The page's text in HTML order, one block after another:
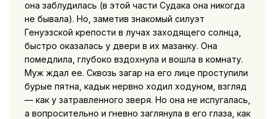
она заблудилась (в этой части Судака она никогда
не бывала). Но, заметив знакомый силуэт
Генуэзской крепости в лучах заходящего солнца,
быстро оказалась у двери в их мазанку. Она
помедлила, глубоко вздохнула и вошла в комнату.
Муж ждал ее. Сквозь загар на его лице проступили
бурые пятна, кадык нервно ходил ходуном, взгляд
— как у затравленного зверя. Но она не испугалась,
а вопросительно и гневно заглянула в его глаза, как